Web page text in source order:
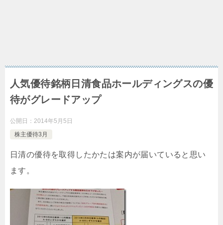
人気優待銘柄日清食品ホールディングスの優
待がグレードアップ
公開日： 2014年5月5日
株主優待3月
日清の優待を取得したかたは案内が届いていると思い
ます。